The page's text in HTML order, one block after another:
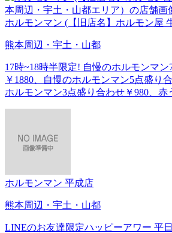
ホルモンマン (【旧店名】ホルモン屋
熊本周辺・宇土・山都
17時~18時半限定! 自慢のホルモンマ
￥1880、自慢のホルモンマン5点盛り
ホルモンマン3点盛り合わせ￥980、赤
ホルモンマン 平成店
熊本周辺・宇土・山都
LINEのお友達限定ハッピーアワー 平